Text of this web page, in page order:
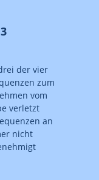
der vier
zum
vom
verletzt
an
nicht